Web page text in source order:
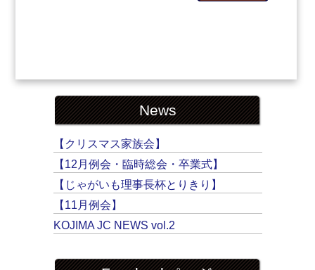
News
【クリスマス家族会】
【12月例会・臨時総会・卒業式】
【じゃがいも理事長杯とりきり】
【11月例会】
KOJIMA JC NEWS vol.2